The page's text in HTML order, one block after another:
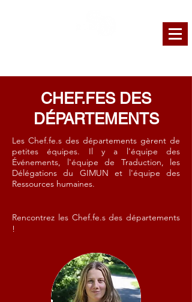
CHEF.FES DES
DÉPARTEMENTS
Les Chef.fe.s des départements gèrent de
petites équipes. Il y a l'équipe des
Événements, l'équipe de Traduction, les
Délégations du GIMUN et l'équipe des
Ressources humaines.
Rencontrez les Chef.fe.s des départements
!